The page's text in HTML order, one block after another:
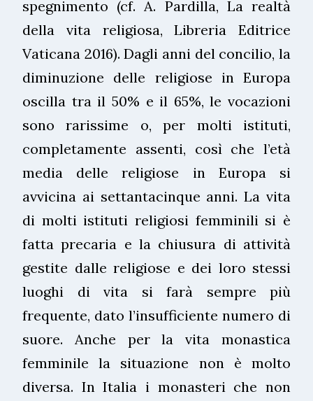
spegnimento (cf. A. Pardilla, La realtà
della vita religiosa, Libreria Editrice
Vaticana 2016). Dagli anni del concilio, la
diminuzione delle religiose in Europa
oscilla tra il 50% e il 65%, le vocazioni
sono rarissime o, per molti istituti,
completamente assenti, così che l’età
media delle religiose in Europa si
avvicina ai settantacinque anni. La vita
di molti istituti religiosi femminili si è
fatta precaria e la chiusura di attività
gestite dalle religiose e dei loro stessi
luoghi di vita si farà sempre più
frequente, dato l’insufficiente numero di
suore. Anche per la vita monastica
femminile la situazione non è molto
diversa. In Italia i monasteri che non